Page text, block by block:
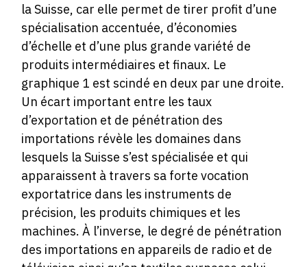
la Suisse, car elle permet de tirer profit d’une
spécialisation accentuée, d’économies
d’échelle et d’une plus grande variété de
produits intermédiaires et finaux. Le
graphique 1 est scindé en deux par une droite.
Un écart important entre les taux
d’exportation et de pénétration des
importations révèle les domaines dans
lesquels la Suisse s’est spécialisée et qui
apparaissent à travers sa forte vocation
exportatrice dans les instruments de
précision, les produits chimiques et les
machines. À l’inverse, le degré de pénétration
des importations en appareils de radio et de